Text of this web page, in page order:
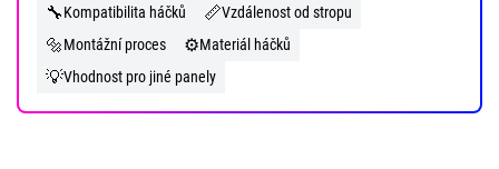
🔧Kompatibilita háčků 📏Vzdálenost od stropu
🔩Montážní proces ⚙️Materiál háčků
💡Vhodnost pro jiné panely